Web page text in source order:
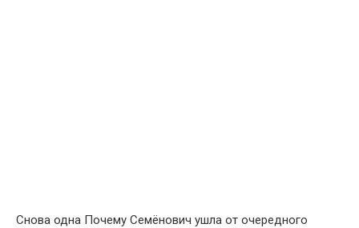
Снова одна Почему Семёнович ушла от очередного